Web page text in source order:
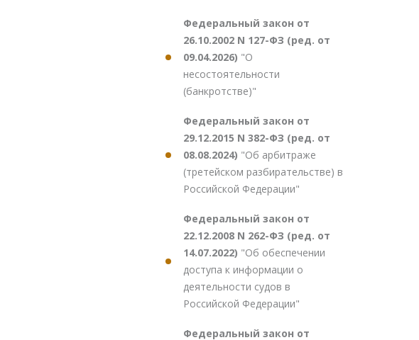
Федеральный закон от
26.10.2002 N 127-ФЗ (ред. от
09.04.2026) "О
несостоятельности
(банкротстве)"
Федеральный закон от
29.12.2015 N 382-ФЗ (ред. от
08.08.2024) "Об арбитраже
(третейском разбирательстве) в
Российской Федерации"
Федеральный закон от
22.12.2008 N 262-ФЗ (ред. от
14.07.2022) "Об обеспечении
доступа к информации о
деятельности судов в
Российской Федерации"
Федеральный закон от